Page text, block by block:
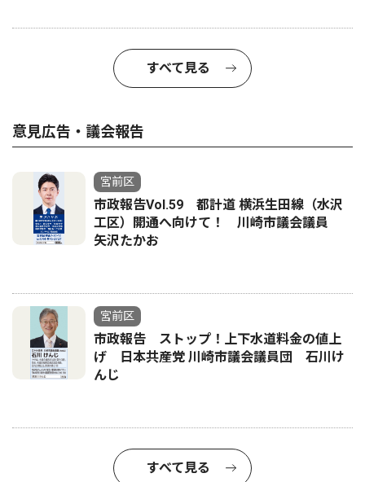
すべて見る
意見広告・議会報告
宮前区
市政報告Vol.59 都計道 横浜生田線（水沢
工区）開通へ向けて！ 川崎市議会議員
矢沢たかお
宮前区
市政報告 ストップ！上下水道料金の値上
げ 日本共産党 川崎市議会議員団 石川け
んじ
すべて見る